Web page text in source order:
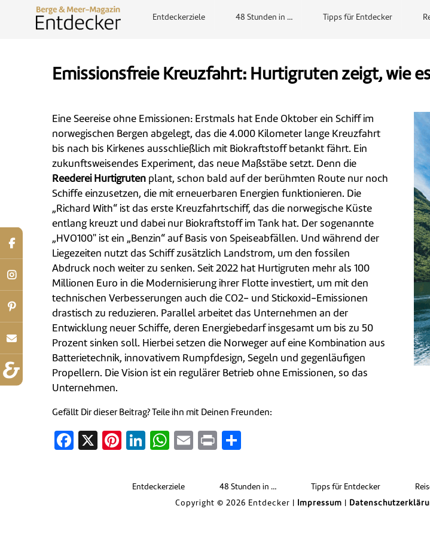
Entdeckerziele 48 Stunden in … Tipps für Entdecker
Emissionsfreie Kreuzfahrt: Hurtigruten zeigt, wie
Eine Seereise ohne Emissionen: Erstmals hat Ende Oktober ein Schiff im
norwegischen Bergen abgelegt, das die 4.000 Kilometer lange Kreuzfahrt
bis nach bis Kirkenes ausschließlich mit Biokraftstoff betankt fährt. Ein
zukunftsweisendes Experiment, das neue Maßstäbe setzt. Denn die
Reederei Hurtigruten plant, schon bald auf der berühmten Route nur noch
Schiffe einzusetzen, die mit erneuerbaren Energien funktionieren. Die
„Richard With“ ist das erste Kreuzfahrtschiff, das die norwegische Küste
entlang kreuzt und dabei nur Biokraftstoff im Tank hat. Der sogenannte
„HVO100" ist ein „Benzin“ auf Basis von Speiseabfällen. Und während der
Liegezeiten nutzt das Schiff zusätzlich Landstrom, um den fossilen
Abdruck noch weiter zu senken. Seit 2022 hat Hurtigruten mehr als 100
Millionen Euro in die Modernisierung ihrer Flotte investiert, um mit den
technischen Verbesserungen auch die CO2- und Stickoxid-Emissionen
drastisch zu reduzieren. Parallel arbeitet das Unternehmen an der
Entwicklung neuer Schiffe, deren Energiebedarf insgesamt um bis zu 50
Prozent sinken soll. Hierbei setzen die Norweger auf eine Kombination aus
Batterietechnik, innovativem Rumpfdesign, Segeln und gegenläufigen
Propellern. Die Vision ist ein regulärer Betrieb ohne Emissionen, so das
Unternehmen.
Gefällt Dir dieser Beitrag? Teile ihn mit Deinen Freunden:
Facebook
X Pinterest
LinkedIn
WhatsApp
EmailPrint
Entdeckerziele 48 Stunden in … Tipps für Entdecker
Copyright © 2026 Entdecker | Impressum